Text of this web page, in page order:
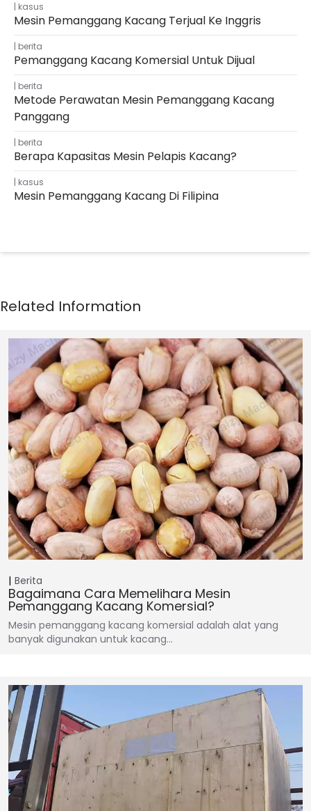
kasus
Mesin Pemanggang Kacang Terjual Ke Inggris
berita
Pemanggang Kacang Komersial Untuk Dijual
berita
Metode Perawatan Mesin Pemanggang Kacang
Panggang
berita
Berapa Kapasitas Mesin Pelapis Kacang?
kasus
Mesin Pemanggang Kacang Di Filipina
Berita
Bagaimana Cara Memelihara Mesin
Pemanggang Kacang Komersial?
Mesin pemanggang kacang komersial adalah alat yang
banyak digunakan untuk kacang…